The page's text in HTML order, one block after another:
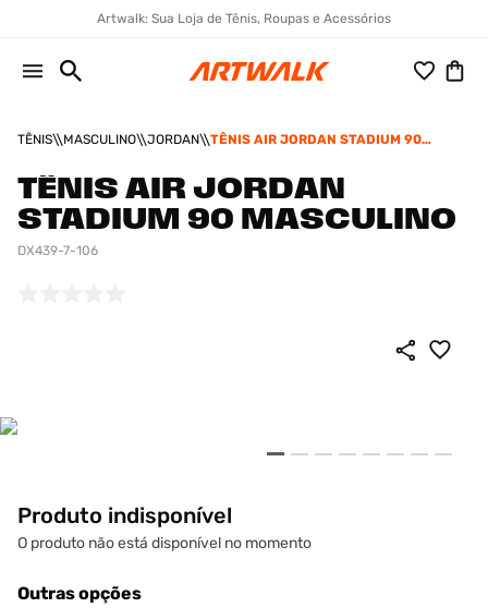
Artwalk: Sua Loja de Tênis, Roupas e Acessórios
TÊNIS MASCULINO JORDAN
TÊNIS AIR JORDAN STADIUM 90
TÊNIS AIR JORDAN
STADIUM 90 MASCULINO
DX439-7-106
Produto indisponível
O produto não está disponível no momento
Outras opções